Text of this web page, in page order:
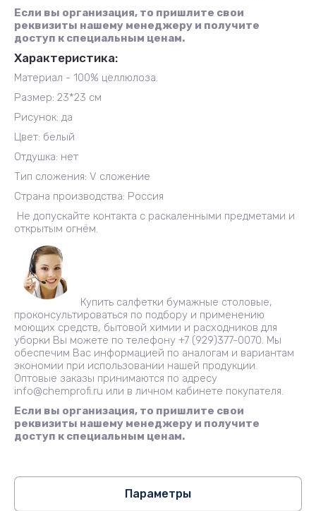
Если вы организация, то пришлите свои
реквизиты нашему менеджеру и получите
доступ к специальным ценам.
Характеристика:
Материал - 100% целлюлоза.
Размер: 23*23 см
Рисунок: да
Цвет: белый
Отдушка: нет
Тип сложения: V сложение
Страна производства: Россия
Не допускайте контакта с раскаленными предметами и
открытым огнём.
Купить салфетки бумажные столовые,
проконсультироваться по подбору и применению
моющих средств, бытовой химии и расходников для
уборки Вы можете по телефону +7 (929)377-0070. Мы
обеспечим Вас информацией по аналогам и вариантам
экономии при использовании нашей продукции.
Оптовые заказы принимаются по адресу
info@chemprofi.ru или в личном кабинете покупателя.
Если вы организация, то пришлите свои
реквизиты нашему менеджеру и получите
доступ к специальным ценам.
Параметры